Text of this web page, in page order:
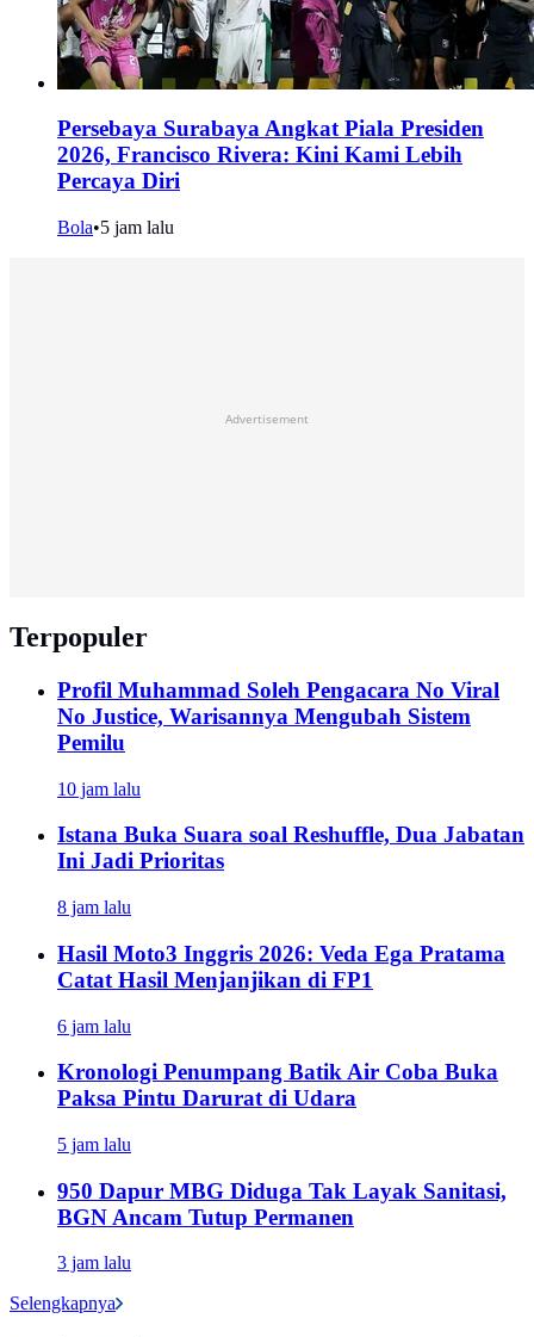
Persebaya Surabaya Angkat Piala Presiden
2026, Francisco Rivera: Kini Kami Lebih
Percaya Diri
Bola•5 jam lalu
Advertisement
Terpopuler
Profil Muhammad Soleh Pengacara No Viral
No Justice, Warisannya Mengubah Sistem
Pemilu
10 jam lalu
Istana Buka Suara soal Reshuffle, Dua Jabatan
Ini Jadi Prioritas
8 jam lalu
Hasil Moto3 Inggris 2026: Veda Ega Pratama
Catat Hasil Menjanjikan di FP1
6 jam lalu
Kronologi Penumpang Batik Air Coba Buka
Paksa Pintu Darurat di Udara
5 jam lalu
950 Dapur MBG Diduga Tak Layak Sanitasi,
BGN Ancam Tutup Permanen
3 jam lalu
Selengkapnya